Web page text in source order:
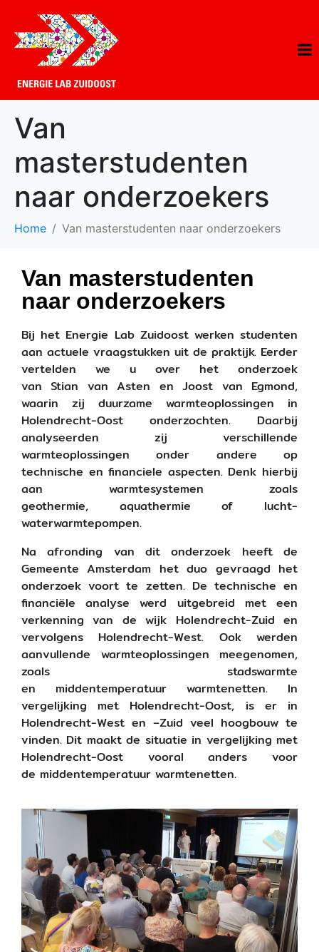
Van
masterstudenten
naar onderzoekers
Home Van masterstudenten naar onderzoekers
Van masterstudenten
naar onderzoekers
Bij het Energie Lab Zuidoost werken studenten
aan actuele vraagstukken uit de praktijk. Eerder
vertelden we u over het onderzoek
van Stian van Asten en Joost van Egmond,
waarin zij duurzame warmteoplossingen in
Holendrecht-Oost onderzochten. Daarbij
analyseerden zij verschillende
warmteoplossingen onder andere op
technische en financiele aspecten. Denk hierbij
aan warmtesystemen zoals
geothermie, aquathermie of lucht-
waterwarmtepompen.
Na afronding van dit onderzoek heeft de
Gemeente Amsterdam het duo gevraagd het
onderzoek voort te zetten. De technische en
financiële analyse werd uitgebreid met een
verkenning van de wijk Holendrecht-Zuid en
vervolgens Holendrecht-West. Ook werden
aanvullende warmteoplossingen meegenomen,
zoals stadswarmte
en middentemperatuur warmtenetten. In
vergelijking met Holendrecht-Oost, is er in
Holendrecht-West en –Zuid veel hoogbouw te
vinden. Dit maakt de situatie in vergelijking met
Holendrecht-Oost vooral anders voor
de middentemperatuur warmtenetten.